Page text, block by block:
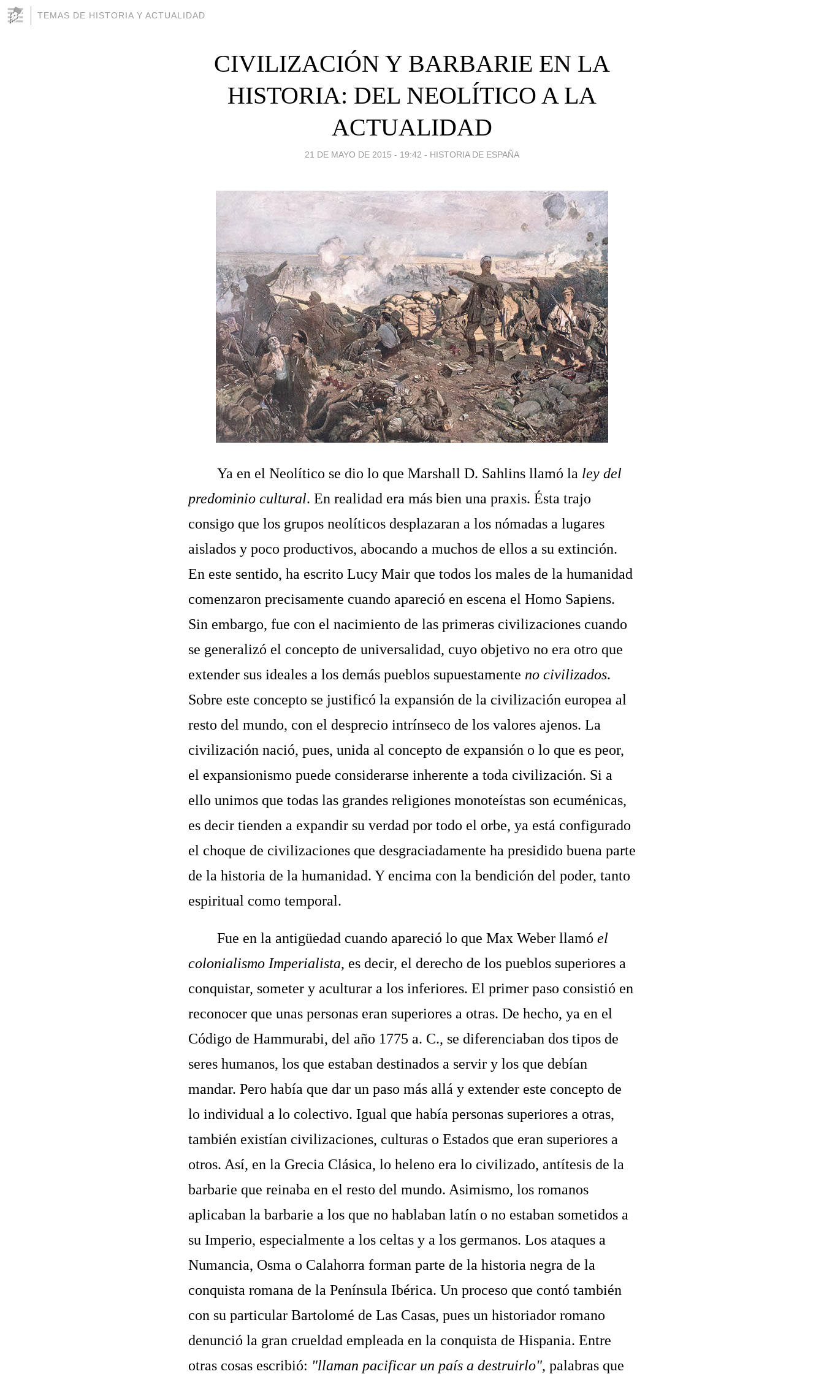
TEMAS DE HISTORIA Y ACTUALIDAD
CIVILIZACIÓN Y BARBARIE EN LA
HISTORIA: DEL NEOLÍTICO A LA
ACTUALIDAD
21 DE MAYO DE 2015 - 19:42 - HISTORIA DE ESPAÑA
Ya en el Neolítico se dio lo que Marshall D. Sahlins llamó la ley del
predominio cultural. En realidad era más bien una praxis. Ésta trajo
consigo que los grupos neolíticos desplazaran a los nómadas a lugares
aislados y poco productivos, abocando a muchos de ellos a su extinción.
En este sentido, ha escrito Lucy Mair que todos los males de la humanidad
comenzaron precisamente cuando apareció en escena el Homo Sapiens.
Sin embargo, fue con el nacimiento de las primeras civilizaciones cuando
se generalizó el concepto de universalidad, cuyo objetivo no era otro que
extender sus ideales a los demás pueblos supuestamente no civilizados.
Sobre este concepto se justificó la expansión de la civilización europea al
resto del mundo, con el desprecio intrínseco de los valores ajenos. La
civilización nació, pues, unida al concepto de expansión o lo que es peor,
el expansionismo puede considerarse inherente a toda civilización. Si a
ello unimos que todas las grandes religiones monoteístas son ecuménicas,
es decir tienden a expandir su verdad por todo el orbe, ya está configurado
el choque de civilizaciones que desgraciadamente ha presidido buena parte
de la historia de la humanidad. Y encima con la bendición del poder, tanto
espiritual como temporal.
Fue en la antigüedad cuando apareció lo que Max Weber llamóel
colonialismo Imperialista, es decir, el derecho de los pueblos superiores a
conquistar, someter y aculturar a los inferiores. El primer paso consistió en
reconocer que unas personas eran superiores a otras. De hecho, ya en el
Código de Hammurabi, del año 1775 a. C., se diferenciaban dos tipos de
seres humanos, los que estaban destinados a servir y los que debían
mandar. Pero había que dar un paso más allá y extender este concepto de
lo individual a lo colectivo. Igual que había personas superiores a otras,
también existían civilizaciones, culturas o Estados que eran superiores a
otros. Así, en la Grecia Clásica, lo heleno era lo civilizado, antítesis de la
barbarie que reinaba en el resto del mundo. Asimismo, los romanos
aplicaban la barbarie a los que no hablaban latín o no estaban sometidos a
su Imperio, especialmente a los celtas y a los germanos. Los ataques a
Numancia, Osma o Calahorra forman parte de la historia negra de la
conquista romana de la Península Ibérica. Un proceso que contó también
con su particular Bartolomé de Las Casas, pues un historiador romano
denunció la gran crueldad empleada en la conquista de Hispania. Entre
otras cosas escribió: "llaman pacificar un país a destruirlo", palabras que